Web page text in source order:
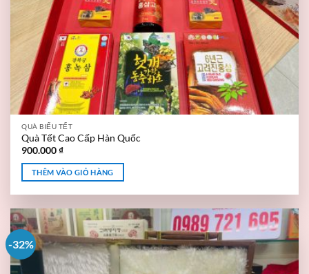
QUÀ BIẾU TẾT
Quà Tết Cao Cấp Hàn Quốc
900.000₫
THÊM VÀO GIỎ HÀNG
-32%